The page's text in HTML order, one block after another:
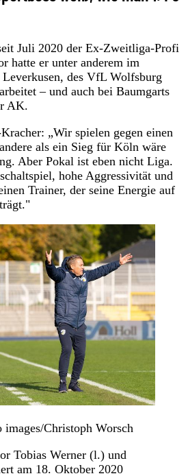
Juli 2020 der Ex-Zweitliga-Profi
hatte er unter anderem im
des VfL Wolfsburg
– und auch bei Baumgarts
AK.
„Wir spielen gegen einen
als ein Sieg für Köln wäre
Aber Pokal ist eben nicht Liga.
hohe Aggressivität und
Trainer, der seine Energie auf
Christoph Worsch
Tobias Werner (l.) und
am 18. Oktober 2020